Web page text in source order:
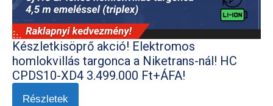
Készletkisöprő akció! Elektromos
homlokvillás targonca a Niketrans-nál! HC
CPDS10-XD4 3.499.000 Ft+ÁFA!
Részletek